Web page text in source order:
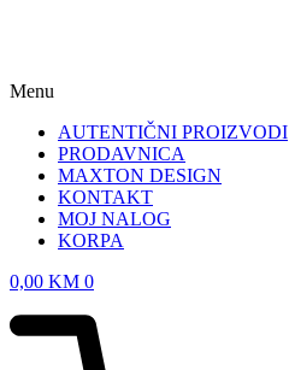
Menu
AUTENTIČNI PROIZVODI
PRODAVNICA
MAXTON DESIGN
KONTAKT
MOJ NALOG
KORPA
0,00 KM 0